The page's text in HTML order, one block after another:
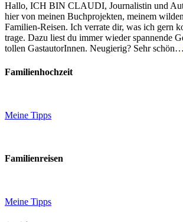
Hallo, ICH BIN CLAUDI, Journalistin und
hier von meinen Buchprojekten, meinem
Familien-Reisen. Ich verrate dir, was ich gern
trage. Dazu liest du immer wieder spannende
tollen GastautorInnen. Neugierig? Sehr schön…
Familienhochzeit
Meine Tipps
Familienreisen
Meine Tipps